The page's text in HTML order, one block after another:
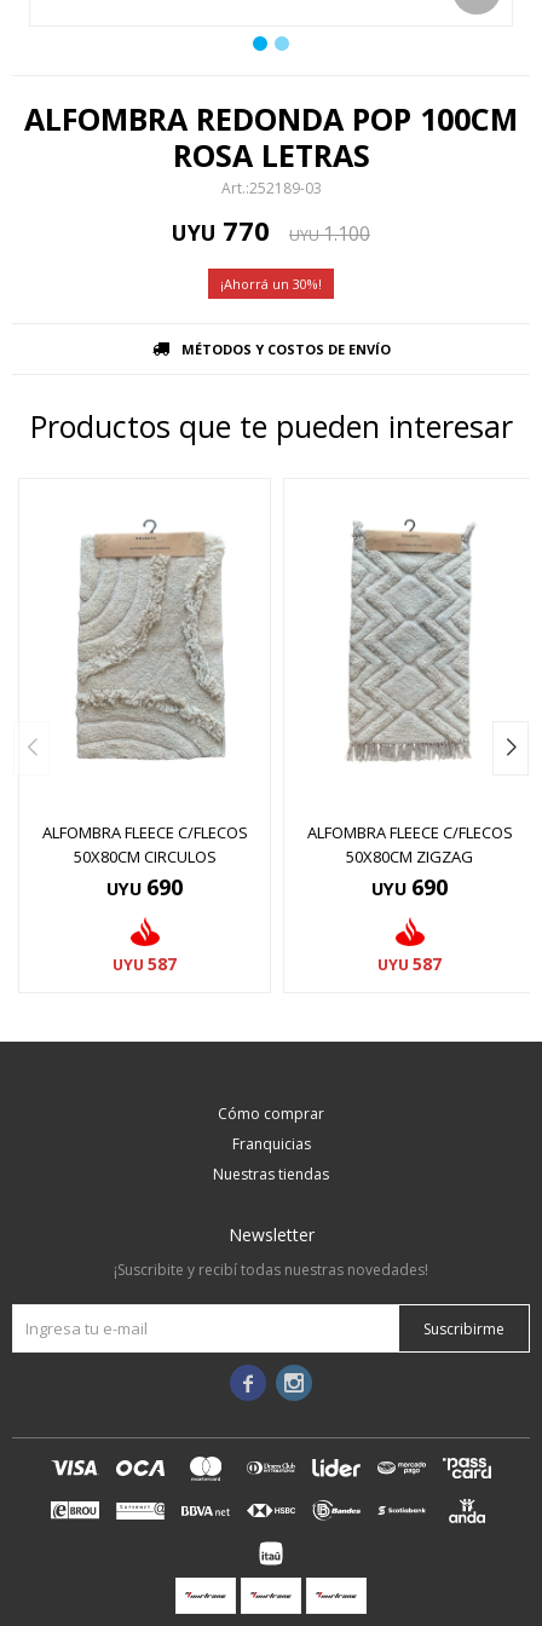
ALFOMBRA REDONDA POP 100CM
ROSA LETRAS
252189-03
UYU 770 UYU1.100
30
MÉTODOS Y COSTOS DE ENVÍO
Productos que te pueden interesar
ALFOMBRA FLEECE C/FLECOS
50X80CM CIRCULOS
UYU 690
UYU 587
ALFOMBRA FLEECE C/FLECOS
50X80CM ZIGZAG
UYU 690
UYU 587
Cómo comprar
Franquicias
Nuestras tiendas
Newsletter
¡Suscribite y recibí todas nuestras novedades!
Suscribirme
 